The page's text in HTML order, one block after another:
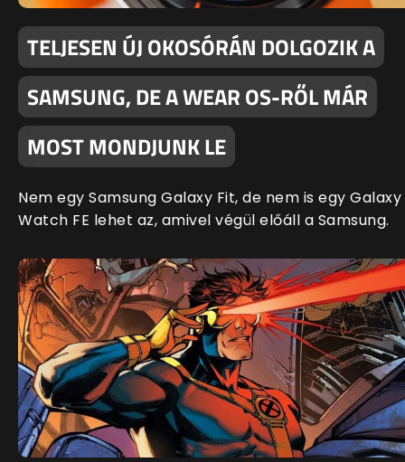
TELJESEN ÚJ OKOSÓRÁN DOLGOZIK A
SAMSUNG, DE A WEAR OS-RŐL MÁR
MOST MONDJUNK LE
Nem egy Samsung Galaxy Fit, de nem is egy Galaxy
Watch FE lehet az, amivel végül előáll a Samsung.